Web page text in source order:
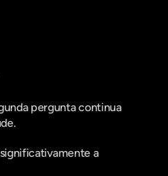
pergunta continua
a